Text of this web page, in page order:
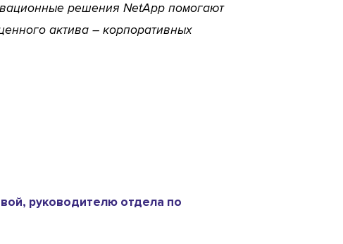
решения NetApp помогают
актива – корпоративных
руководителю отдела по